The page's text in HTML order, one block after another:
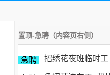
置顶-急聘（内容页右侧）
急聘 招绣花夜班临时工